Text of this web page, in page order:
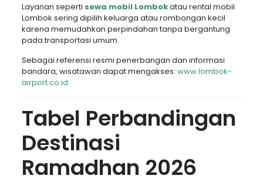
Layanan seperti sewa mobil Lombokatau rental mobil
Lombok sering dipilih keluarga atau rombongan kecil
karena memudahkan perpindahan tanpa bergantung
pada transportasi umum.
Sebagai referensi resmi penerbangan dan informasi
bandara, wisatawan dapat mengakses: www.lombok-
airport.co.id
Tabel Perbandingan
Destinasi
Ramadhan 2026